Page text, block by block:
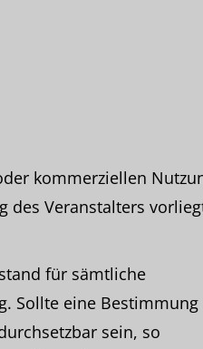
kommerziellen
des Veranstalters
für sämtliche
Sollte eine Bestimmung
sein, so